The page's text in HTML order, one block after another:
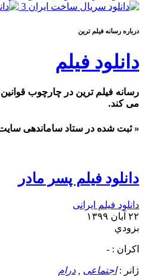
درباره رسانه فيلم ترين
دانلود فیلم
رسانه فیلم ترین در چارچوب
می کند.
« ثبت شده در ستاد ساماندهی سایت
دانلود فیلم پسر مادر
دانلود فیلم ایرانی
۲۲ آبان ۱۳۹۹
بزودي
اکران : -
ژانر :اجتماعی درام